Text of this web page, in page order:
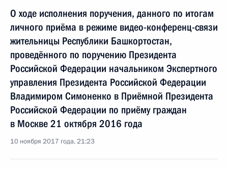
О ходе исполнения поручения, данного по итогам
личного приёма в режиме видео-конференц-связи
жительницы Республики Башкортостан,
проведённого по поручению Президента
Российской Федерации начальником Экспертного
управления Президента Российской Федерации
Владимиром Симоненко в Приёмной Президента
Российской Федерации по приёму граждан
в Москве 21 октября 2016 года
10 ноября 2017 года, 21:23